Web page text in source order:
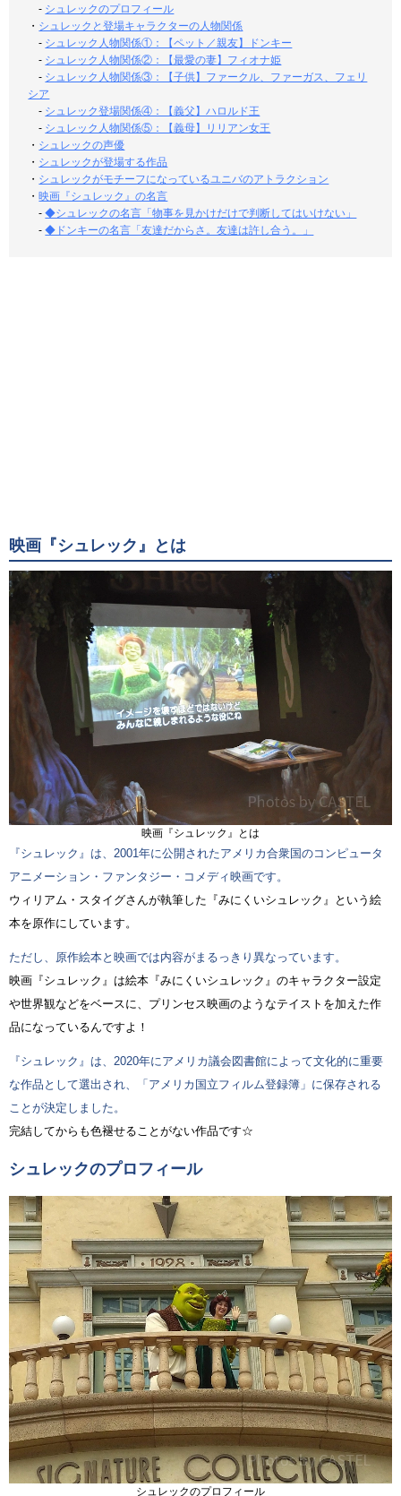
- シュレックのプロフィール
・ シュレックと登場キャラクターの人物関係
- シュレック人物関係①：【ペット／親友】ドンキー
- シュレック人物関係②：【最愛の妻】フィオナ姫
- シュレック人物関係③：【子供】ファークル、ファーガス、フェリ
シア
- シュレック登場関係④：【義父】ハロルド王
- シュレック人物関係⑤：【義母】リリアン女王
・ シュレックの声優
・ シュレックが登場する作品
・ シュレックがモチーフになっているユニバのアトラクション
・映画『シュレック』の名言
-◆シュレックの名言「物事を見かけだけで判断してはいけない」
-◆ドンキーの名言「友達だからさ。友達は許し合う。」
映画『シュレック』とは
映画『シュレック』とは
『シュレック』は、2001年に公開されたアメリカ合衆国のコンピュータ
アニメーション・ファンタジー・コメディ映画です。
ウィリアム・スタイグさんが執筆した『みにくいシュレック』という絵
本を原作にしています。
ただし、原作絵本と映画では内容がまるっきり異なっています。
映画『シュレック』は絵本『みにくいシュレック』のキャラクター設定
や世界観などをベースに、プリンセス映画のようなテイストを加えた作
品になっているんですよ！
『シュレック』は、2020年にアメリカ議会図書館によって文化的に重要
な作品として選出され、「アメリカ国立フィルム登録簿」に保存される
ことが決定しました。
完結してからも色褪せることがない作品です☆
シュレックのプロフィール
シュレックのプロフィール